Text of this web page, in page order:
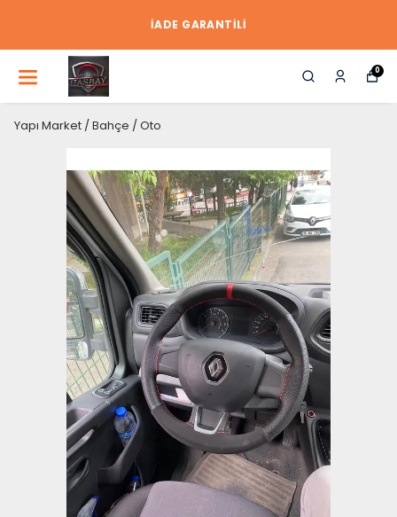
İADE GARANTİLİ
0
Yapı Market / Bahçe / Oto